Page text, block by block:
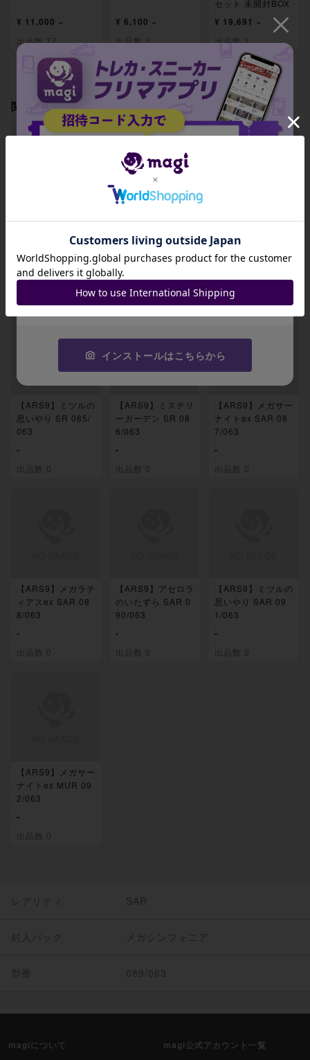
¥ 11,000 ~
出品数 17
¥ 6,100 ~
出品数 5
セット 未開封BOX
¥ 19,691 ~
出品数 3
関連製品
【ARS9】ふしぎな
アメ SR 082/063
-
出品数 0
【ARS9】メガシグ
ナル SR 083/063
-
【ARS9】アセロラ
4/063
-
【ARS9】ミツルの
思いやり SR 085/
063
-
出品数 0
【ARS9】ミステリ
ーガーデン SR 08
6/063
-
出品数 0
【ARS9】メガサー
ナイトex SAR 08
7/063
-
出品数 0
【ARS9】メガラテ
ィアスex SAR 08
8/063
-
出品数 0
【ARS9】アセロラ
のいたずら SAR 0
90/063
-
出品数 0
【ARS9】ミツルの
思いやり SAR 09
1/063
-
出品数 0
【ARS9】メガサー
ナイトex MUR 09
2/063
-
出品数 0
レアリティ SAR
封入パック メガシンフォニア
型番 089/063
magiについて magi公式アカウント一覧
招待コード
JA9XS8
コピーする
インストールはこちらから